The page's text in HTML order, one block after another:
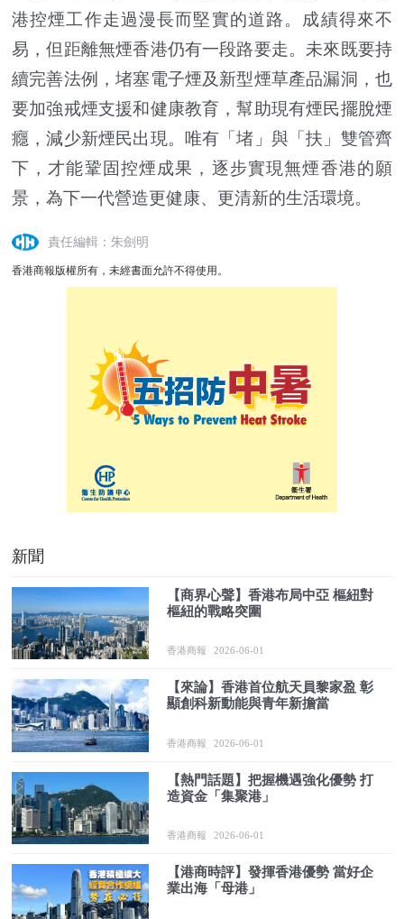
港控煙工作走過漫長而堅實的道路。成績得來不
易，但距離無煙香港仍有一段路要走。未來既要持
續完善法例，堵塞電子煙及新型煙草產品漏洞，也
要加強戒煙支援和健康教育，幫助現有煙民擺脫煙
癮，減少新煙民出現。唯有「堵」與「扶」雙管齊
下，才能鞏固控煙成果，逐步實現無煙香港的願
景，為下一代營造更健康、更清新的生活環境。
責任編輯：朱劍明
香港商報版權所有，未經書面允許不得使用。
新聞
【商界心聲】香港布局中亞 樞紐對
樞紐的戰略突圍
香港商報 2026-06-01
【來論】香港首位航天員黎家盈 彰
顯創科新動能與青年新擔當
香港商報 2026-06-01
【熱門話題】把握機遇強化優勢 打
造資金「集聚港」
香港商報 2026-06-01
【港商時評】發揮香港優勢 當好企
業出海「母港」